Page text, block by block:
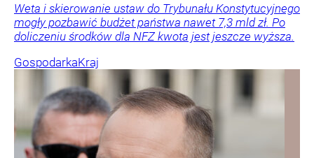
Weta i skierowanie ustaw do Trybunału Konstytucyjnego
mogły pozbawić budżet państwa nawet 7,3 mld zł. Po
doliczeniu środków dla NFZ kwota jest jeszcze wyższa.
GospodarkaKraj